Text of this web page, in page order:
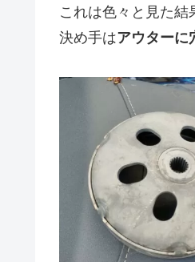
これは色々と見た結
決め手はアウターに